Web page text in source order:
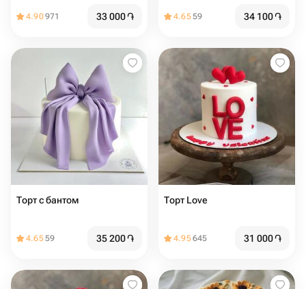
4.90971 33 000֏ 4.6559 34 100֏
Торт с бантом
4.6559 35 200֏
Торт Love
4.95645 31 000֏